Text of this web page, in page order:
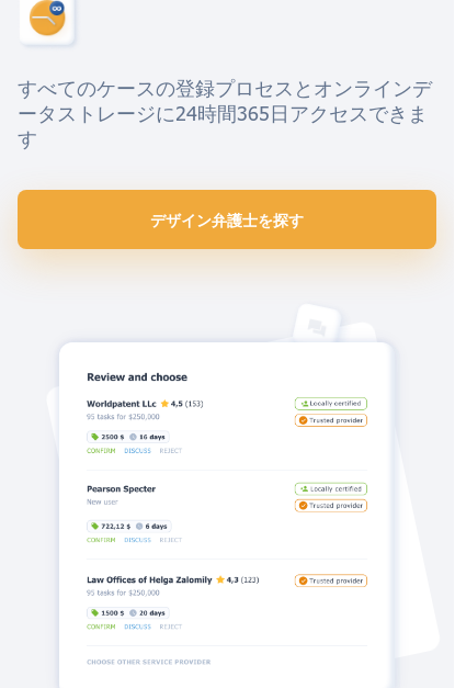
すべてのケースの登録プロセスとオンラインデ
ータストレージに24時間365日アクセスできま
す
デザイン弁護士を探す